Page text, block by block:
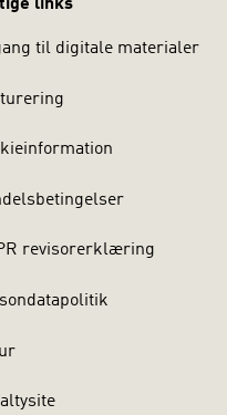
links
til digitale materialer
revisorerklæring